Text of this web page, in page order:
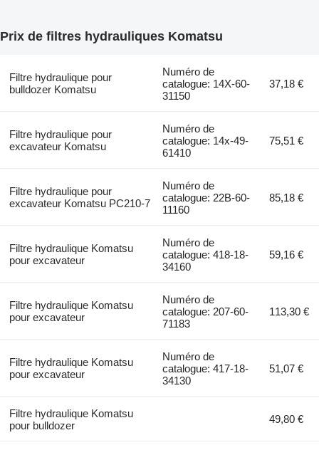
Prix de filtres hydrauliques Komatsu
Filtre hydraulique pour
bulldozer Komatsu
Numéro de
catalogue: 14X-60-
31150
37,18 €
Filtre hydraulique pour
excavateur Komatsu
Numéro de
catalogue: 14x-49-
61410
75,51 €
Filtre hydraulique pour
excavateur Komatsu PC210-7
Numéro de
catalogue: 22B-60-
11160
85,18 €
Filtre hydraulique Komatsu
pour excavateur
Numéro de
catalogue: 418-18-
34160
59,16 €
Filtre hydraulique Komatsu
pour excavateur
Numéro de
catalogue: 207-60-
71183
113,30 €
Filtre hydraulique Komatsu
pour excavateur
Numéro de
catalogue: 417-18-
34130
51,07 €
Filtre hydraulique Komatsu
pour bulldozer
49,80 €